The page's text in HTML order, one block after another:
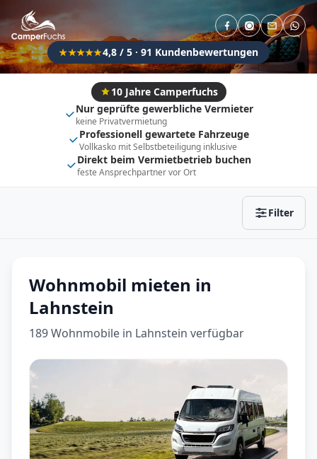
★★★★★4,8 / 5 · 91 Kundenbewertungen
10 Jahre Camperfuchs
Nur geprüfte gewerbliche Vermieter
keine Privatvermietung
Professionell gewartete Fahrzeuge
Vollkasko mit Selbstbeteiligung inklusive
Direkt beim Vermietbetrieb buchen
feste Ansprechpartner vor Ort
Filter
Flexibel (±3 Tage) Anhängerkupplung
Fahrzeugtyp
Vollintegriert Kastenwagen
Alkoven Teil-Integriert
Wohnwagen
Wohnmobil mieten in
Lahnstein
189 Wohnmobile in Lahnstein verfügbar